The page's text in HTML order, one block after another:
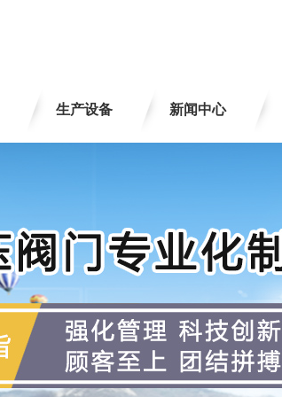
生产设备 新闻中心